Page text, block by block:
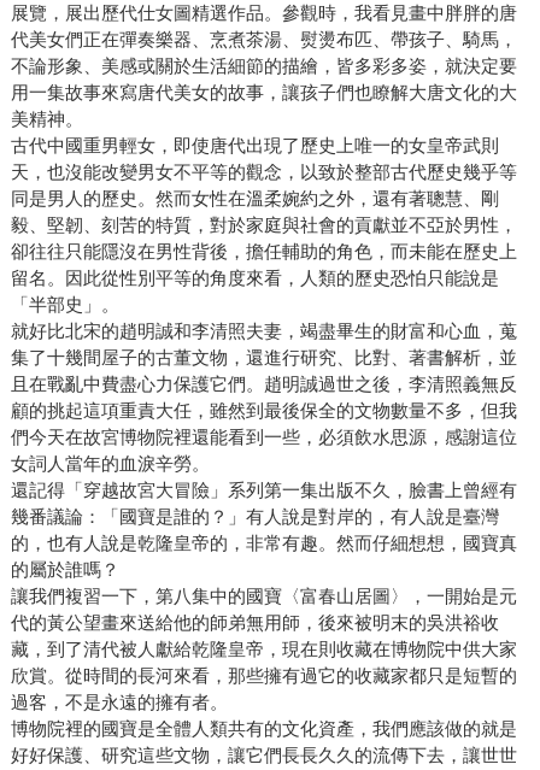
展覽，展出歷代仕女圖精選作品。參觀時，我看見畫中胖胖的唐
代美女們正在彈奏樂器、烹煮茶湯、熨燙布匹、帶孩子、騎馬，
不論形象、美感或關於生活細節的描繪，皆多彩多姿，就決定要
用一集故事來寫唐代美女的故事，讓孩子們也瞭解大唐文化的大
美精神。
古代中國重男輕女，即使唐代出現了歷史上唯一的女皇帝武則
天，也沒能改變男女不平等的觀念，以致於整部古代歷史幾乎等
同是男人的歷史。然而女性在溫柔婉約之外，還有著聰慧、剛
毅、堅韌、刻苦的特質，對於家庭與社會的貢獻並不亞於男性，
卻往往只能隱沒在男性背後，擔任輔助的角色，而未能在歷史上
留名。因此從性別平等的角度來看，人類的歷史恐怕只能說是
「半部史」。
就好比北宋的趙明誠和李清照夫妻，竭盡畢生的財富和心血，蒐
集了十幾間屋子的古董文物，還進行研究、比對、著書解析，並
且在戰亂中費盡心力保護它們。趙明誠過世之後，李清照義無反
顧的挑起這項重責大任，雖然到最後保全的文物數量不多，但我
們今天在故宮博物院裡還能看到一些，必須飲水思源，感謝這位
女詞人當年的血淚辛勞。
還記得「穿越故宮大冒險」系列第一集出版不久，臉書上曾經有
幾番議論：「國寶是誰的？」有人說是對岸的，有人說是臺灣
的，也有人說是乾隆皇帝的，非常有趣。然而仔細想想，國寶真
的屬於誰嗎？
讓我們複習一下，第八集中的國寶〈富春山居圖〉，一開始是元
代的黃公望畫來送給他的師弟無用師，後來被明末的吳洪裕收
藏，到了清代被人獻給乾隆皇帝，現在則收藏在博物院中供大家
欣賞。從時間的長河來看，那些擁有過它的收藏家都只是短暫的
過客，不是永遠的擁有者。
博物院裡的國寶是全體人類共有的文化資產，我們應該做的就是
好好保護、研究這些文物，讓它們長長久久的流傳下去，讓世世